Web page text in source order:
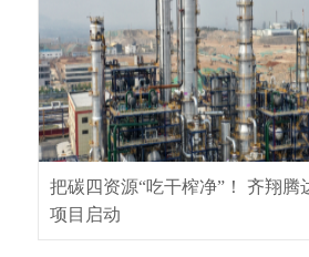
把碳四资源“吃干榨净”！ 齐翔腾
项目启动